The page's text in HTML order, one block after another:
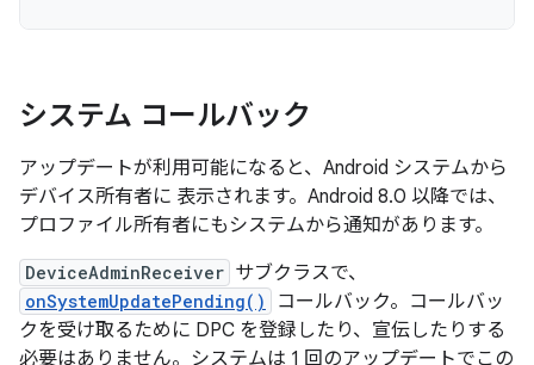
システム コールバック
アップデートが利用可能になると、Android システムから
デバイス所有者に 表示されます。Android 8.0 以降では、
プロファイル所有者にもシステムから通知があります。
DeviceAdminReceiver サブクラスで、
onSystemUpdatePending()
コールバック。コールバッ
クを受け取るために DPC を登録したり、宣伝したりする
必要はありません。システムは 1 回のアップデートでこの